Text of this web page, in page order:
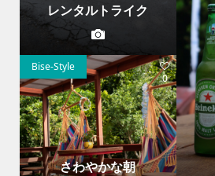
レンタルトライク
さわやかな朝
Bise-Style
0